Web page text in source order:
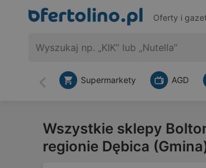
Oferty i
Wstecz
Supermarkety AGD
Wszystkie sklepy
regionie Dębica